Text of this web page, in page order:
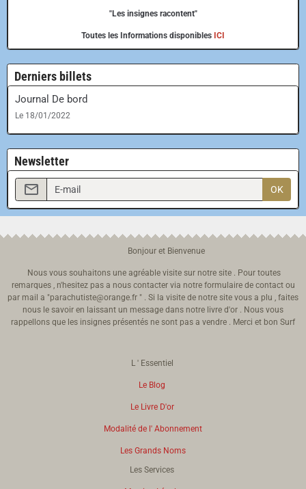
"Les insignes racontent"
Toutes les Informations disponibles ICI
Derniers billets
Journal De bord
Le 18/01/2022
Newsletter
OK
Bonjour et Bienvenue
Nous vous souhaitons une agréable visite sur notre site . Pour toutes
remarques , n'hesitez pas a nous contacter via notre formulaire de contact ou
par mail a "parachutiste@orange.fr " . Si la visite de notre site vous a plu , faites
nous le savoir en laissant un message dans notre livre d'or . Nous vous
rappellons que les insignes présentés ne sont pas a vendre . Merci et bon Surf
L ' Essentiel
Le Blog
Le Livre D'or
Modalité de l' Abonnement
Les Grands Noms
Les Services